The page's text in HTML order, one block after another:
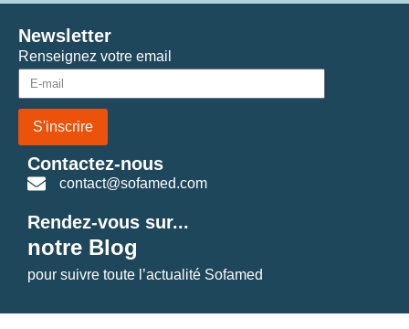
Renseignez votre email
S'inscrire
Newsletter
Contactez-nous
contact@sofamed.com
Rendez-vous sur...
notre Blog
pour suivre toute l’actualité Sofamed